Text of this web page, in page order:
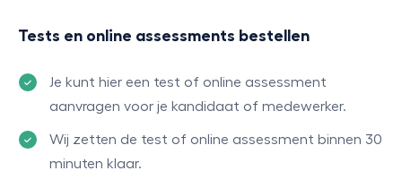
Tests en online assessments bestellen
Je kunt hier een test of online assessment
aanvragen voor je kandidaat of medewerker.
Wij zetten de test of online assessment binnen 30
minuten klaar.